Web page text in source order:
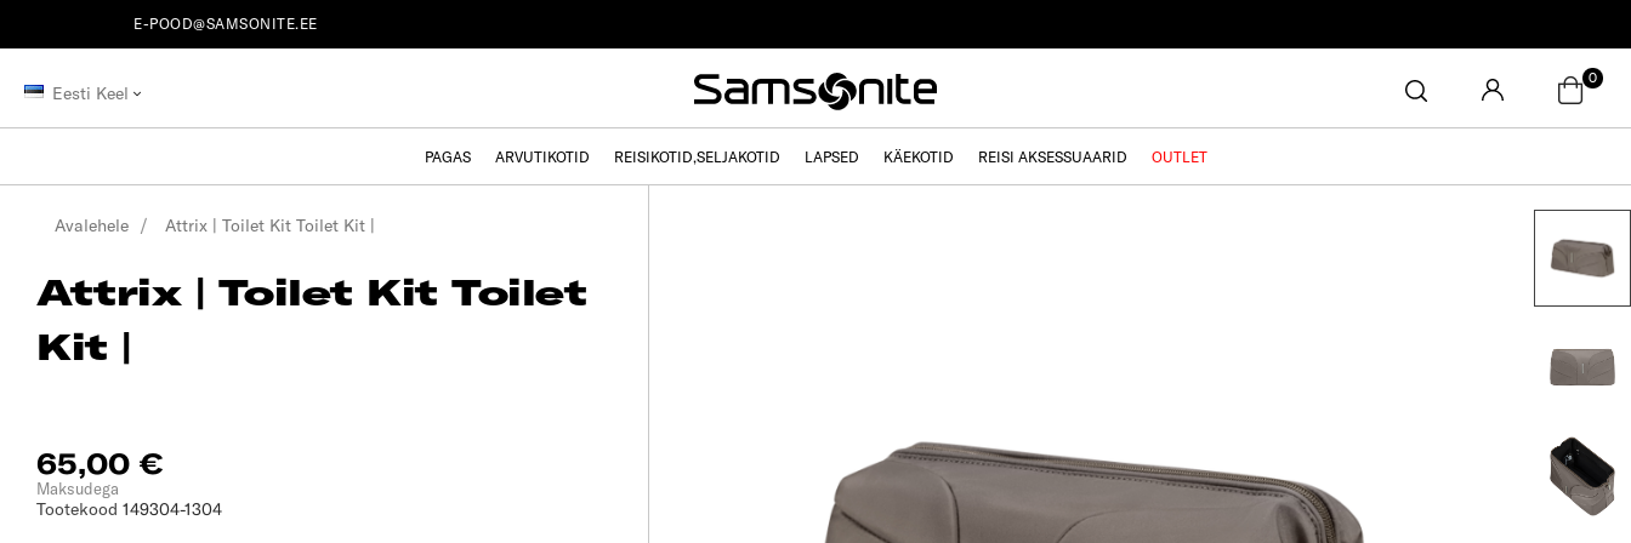
E-POOD@SAMSONITE.EE
Eesti Keel
0
PAGAS ARVUTIKOTID REISIKOTID,SELJAKOTID LAPSED KÄEKOTID REISI AKSESSUAARID OUTLET
Avalehele Attrix | Toilet Kit Toilet Kit |
Attrix | Toilet Kit Toilet
Kit |
65,00 €
Maksudega
Tootekood 149304-1304